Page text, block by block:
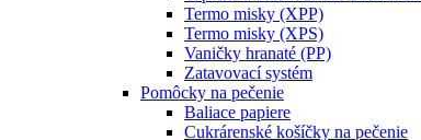
Termo misky (XPP)
Termo misky (XPS)
Vaničky hranaté (PP)
Zatavovací systém
Pomôcky na pečenie
Baliace papiere
Cukrárenské košíčky na pečenie